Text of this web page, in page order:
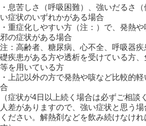
・息苦しさ（呼吸困難）、強いだるさ
い症状のいずれかがある場合
・重症化しやすい方（注：）で、発熱
邪の症状がある場合
注：高齢者、糖尿病、心不全、呼吸器
礎疾患がある方や透析を受けている方
等を用いている方
・上記以外の方で発熱や咳など比較的
合
（症状が4日以上続く場合は必ずご相談
人差がありますので、強い症状と思う
ください。解熱剤などを飲み続けなけ